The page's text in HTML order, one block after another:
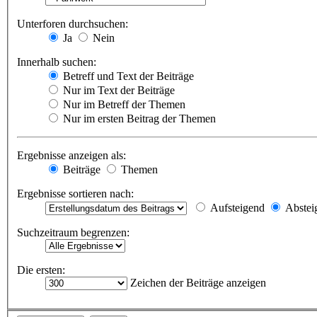
Unterforen durchsuchen:
Ja
Nein
Innerhalb suchen:
Betreff und Text der Beiträge
Nur im Text der Beiträge
Nur im Betreff der Themen
Nur im ersten Beitrag der Themen
Ergebnisse anzeigen als:
Beiträge
Themen
Ergebnisse sortieren nach:
Aufsteigend
Suchzeitraum begrenzen:
Die ersten:
Zeichen der Beiträge anzeigen